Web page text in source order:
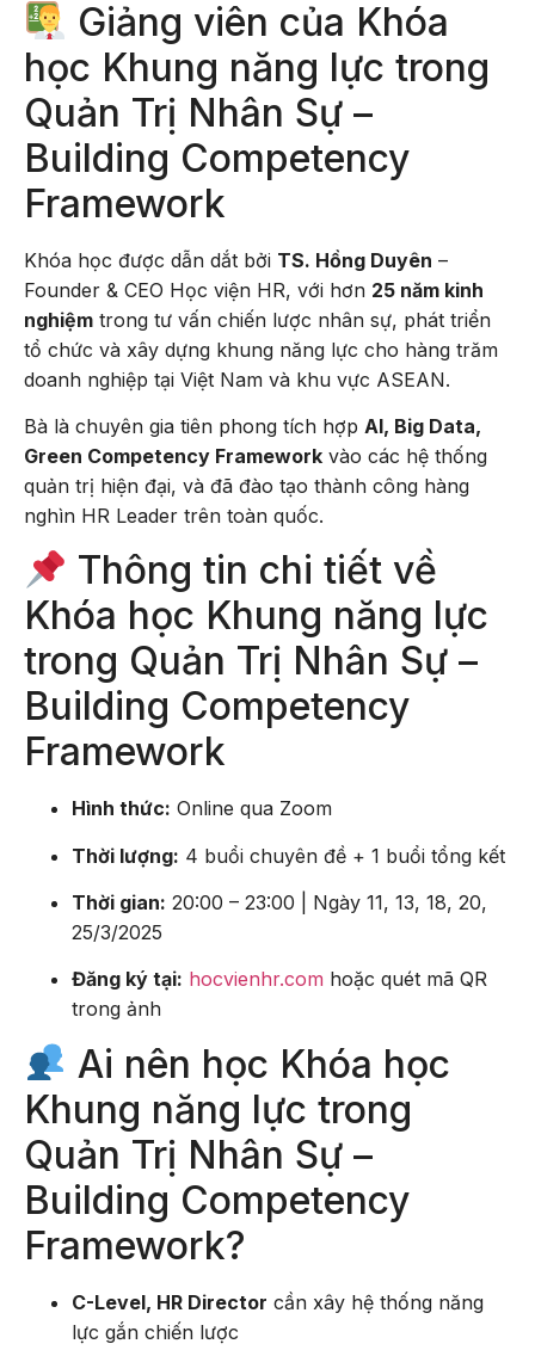
Giảng viên của Khóa
học Khung năng lực trong
Quản Trị Nhân Sự –
Building Competency
Framework
Khóa học được dẫn dắt bởi TS. Hồng Duyên –
Founder & CEO Học viện HR, với hơn 25 năm kinh
nghiệm trong tư vấn chiến lược nhân sự, phát triển
tổ chức và xây dựng khung năng lực cho hàng trăm
doanh nghiệp tại Việt Nam và khu vực ASEAN.
Bà là chuyên gia tiên phong tích hợp AI, Big Data,
Green Competency Framework vào các hệ thống
quản trị hiện đại, và đã đào tạo thành công hàng
nghìn HR Leader trên toàn quốc.
Thông tin chi tiết về
Khóa học Khung năng lực
trong Quản Trị Nhân Sự –
Building Competency
Framework
Hình thức: Online qua Zoom
Thời lượng: 4 buổi chuyên đề + 1 buổi tổng kết
Thời gian: 20:00 – 23:00 | Ngày 11, 13, 18, 20,
25/3/2025
Đăng ký tại: hocvienhr.com hoặc quét mã QR
trong ảnh
Ai nên học Khóa học
Khung năng lực trong
Quản Trị Nhân Sự –
Building Competency
Framework?
C-Level, HR Director cần xây hệ thống năng
lực gắn chiến lược